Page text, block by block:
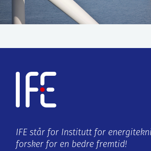
IFE står for Institutt for
forsker for en bedre fremtid!